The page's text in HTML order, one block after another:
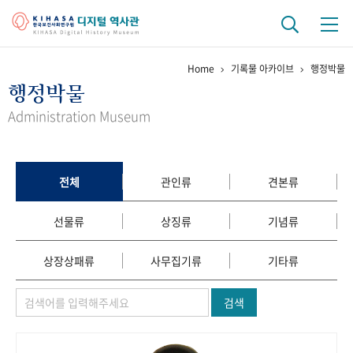
걸어온 길 기관 변천사
정책과 연구 키워드로 보는 연구 역사
연구자들
간행물 변천사
기록물 아카이브
사진 아카이브 문서 기록물 행정박물 영상 기록물
Home 기록물 아카이브 행정박물
행정박물
Administration Museum
전체 관인류 견본류
선물류 상징류 기념류
상장상패류 사무집기류 기타류
검색